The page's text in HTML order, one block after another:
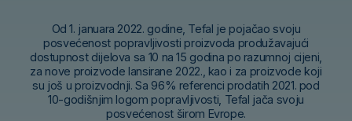
Od 1. januara 2022. godine, Tefal je pojačao svoju
posvećenost popravljivosti proizvoda produžavajući
dostupnost dijelova sa 10 na 15 godina po razumnoj cijeni,
za nove proizvode lansirane 2022., kao i za proizvode koji
su još u proizvodnji. Sa 96% referenci prodatih 2021. pod
10-godišnjim logom popravljivosti, Tefal jača svoju
posvećenost širom Evrope.